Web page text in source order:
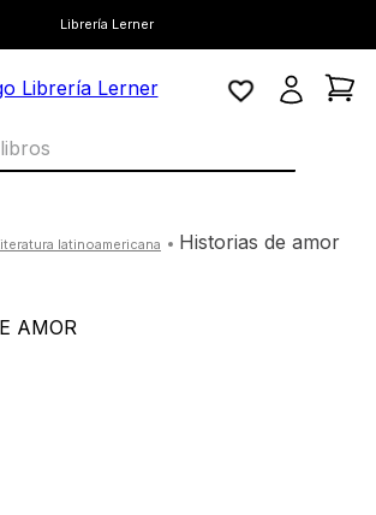
Librería Lerner
literatura latinoamericana historias de amor